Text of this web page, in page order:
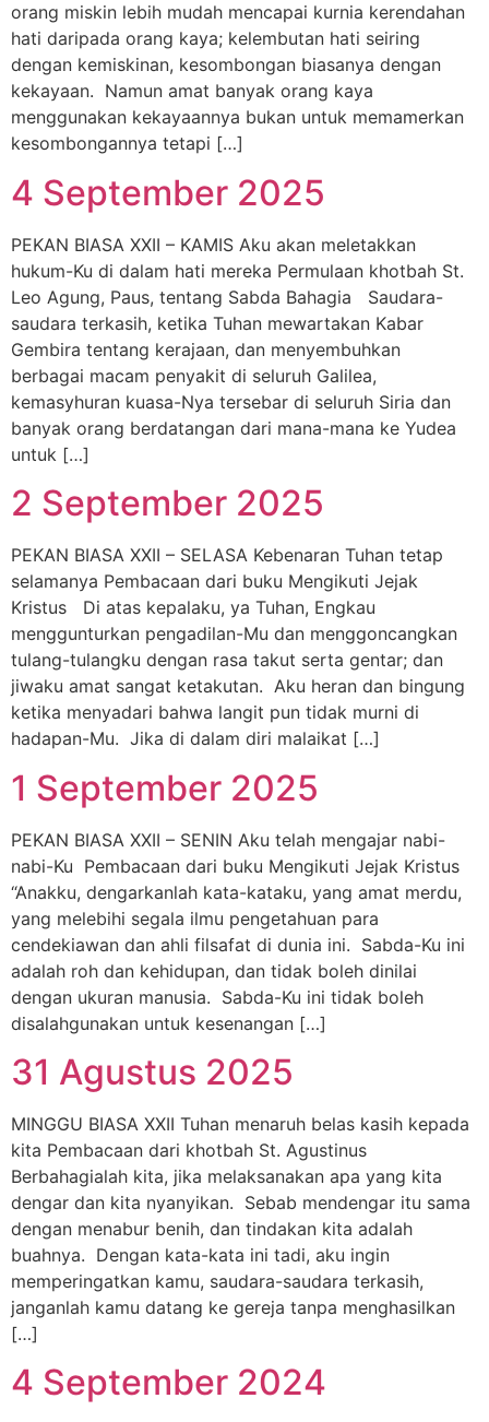
orang miskin lebih mudah mencapai kurnia kerendahan
hati daripada orang kaya; kelembutan hati seiring
dengan kemiskinan, kesombongan biasanya dengan
kekayaan. Namun amat banyak orang kaya
menggunakan kekayaannya bukan untuk memamerkan
kesombongannya tetapi […]
4 September 2025
PEKAN BIASA XXII – KAMIS Aku akan meletakkan
hukum-Ku di dalam hati mereka Permulaan khotbah St.
Leo Agung, Paus, tentang Sabda Bahagia Saudara-
saudara terkasih, ketika Tuhan mewartakan Kabar
Gembira tentang kerajaan, dan menyembuhkan
berbagai macam penyakit di seluruh Galilea,
kemasyhuran kuasa-Nya tersebar di seluruh Siria dan
banyak orang berdatangan dari mana-mana ke Yudea
untuk […]
2 September 2025
PEKAN BIASA XXII – SELASA Kebenaran Tuhan tetap
selamanya Pembacaan dari buku Mengikuti Jejak
Kristus Di atas kepalaku, ya Tuhan, Engkau
menggunturkan pengadilan-Mu dan menggoncangkan
tulang-tulangku dengan rasa takut serta gentar; dan
jiwaku amat sangat ketakutan. Aku heran dan bingung
ketika menyadari bahwa langit pun tidak murni di
hadapan-Mu. Jika di dalam diri malaikat […]
1 September 2025
PEKAN BIASA XXII – SENIN Aku telah mengajar nabi-
nabi-Ku Pembacaan dari buku Mengikuti Jejak Kristus
“Anakku, dengarkanlah kata-kataku, yang amat merdu,
yang melebihi segala ilmu pengetahuan para
cendekiawan dan ahli filsafat di dunia ini. Sabda-Ku ini
adalah roh dan kehidupan, dan tidak boleh dinilai
dengan ukuran manusia. Sabda-Ku ini tidak boleh
disalahgunakan untuk kesenangan […]
31 Agustus 2025
MINGGU BIASA XXII Tuhan menaruh belas kasih kepada
kita Pembacaan dari khotbah St. Agustinus
Berbahagialah kita, jika melaksanakan apa yang kita
dengar dan kita nyanyikan. Sebab mendengar itu sama
dengan menabur benih, dan tindakan kita adalah
buahnya. Dengan kata-kata ini tadi, aku ingin
memperingatkan kamu, saudara-saudara terkasih,
janganlah kamu datang ke gereja tanpa menghasilkan
[…]
4 September 2024